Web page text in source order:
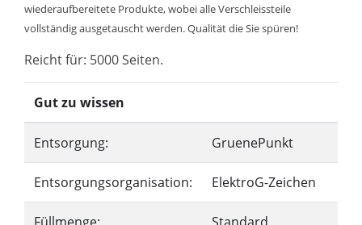
wiederaufbereitete Produkte, wobei alle Verschleissteile
vollständig ausgetauscht werden. Qualität die Sie spüren!
Reicht für: 5000 Seiten.
Gut zu wissen
Entsorgung: GruenePunkt
Entsorgungsorganisation: ElektroG-Zeichen